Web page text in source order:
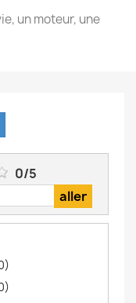
un moteur, une
0/5